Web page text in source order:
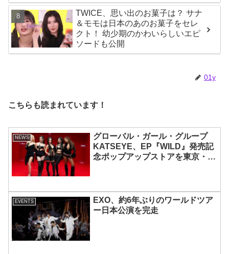
手会・・・リリースイベントあれ
これを紹介
TWICE、思い出のお菓子は？ サナ
＆モモは日本のあのお菓子をセレ
クト！ 幼少期のかわいらしいエピ
ソードも公開
01y
こちらも読まれています！
NEWS
グローバル・ガール・グループ
KATSEYE、EP『WILD』発売記
念ポップアップストアを東京・原
EVENTS
EXO、約6年ぶりのワールドツア
ー日本公演を完走